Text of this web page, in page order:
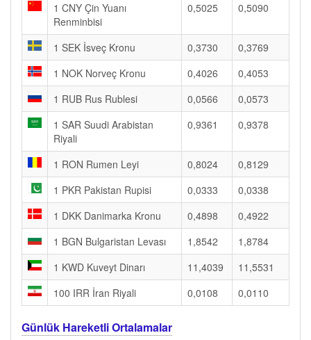
1 CNY Çin Yuanı
Renminbisi
0,5025 0,5090
1 SEK İsveç Kronu 0,3730
0,3769
1 NOK Norveç Kronu
0,4026
0,4053
1 RUB Rus Rublesi
0,0566
0,0573
1 SAR Suudi Arabistan
Riyali
0,9361 0,9378
1 RON Rumen Leyi 0,8024
0,8129
1 PKR Pakistan Rupisi
0,0333
0,0338
1 DKK Danimarka Kronu
0,4898
0,4922
1 BGN Bulgaristan Levası
1,8542
1,8784
1 KWD Kuveyt Dinarı
11,4039
11,5531
100 IRR İran Riyali
0,0108 0,0110
Günlük Hareketli Ortalamalar